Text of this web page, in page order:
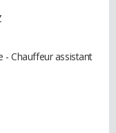
- Chauffeur assistant